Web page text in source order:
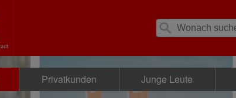
Privatkunden Junge Leute